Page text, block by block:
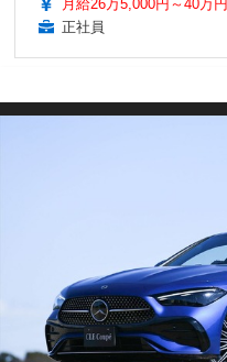
月給26万5,000円～40万円
正社員